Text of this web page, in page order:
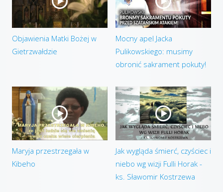
Objawienia Matki Bożej w
Gietrzwałdzie
Mocny apel Jacka
Pulikowskiego: musimy
obronić sakrament pokuty!
Maryja przestrzegała w
Kibeho
Jak wygląda śmierć, czyściec i
niebo wg wizji Fulli Horak -
ks. Sławomir Kostrzewa